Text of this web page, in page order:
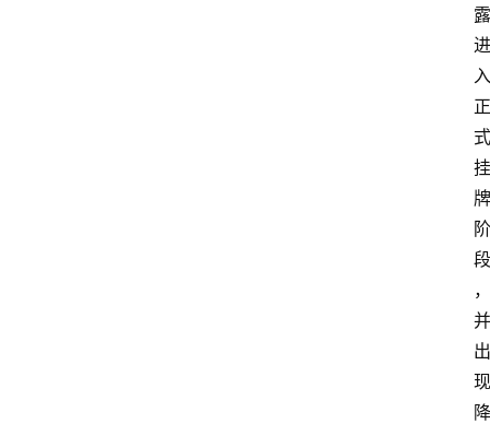
露
进
入
正
式
挂
牌
阶
段
，
并
出
现
降